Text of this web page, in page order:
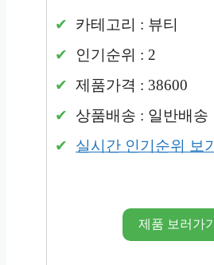
카테고리 : 뷰티
인기순위 : 2
제품가격 : 38600
상품배송 : 일반배송
실시간 인기순위 보기
제품 보러가기